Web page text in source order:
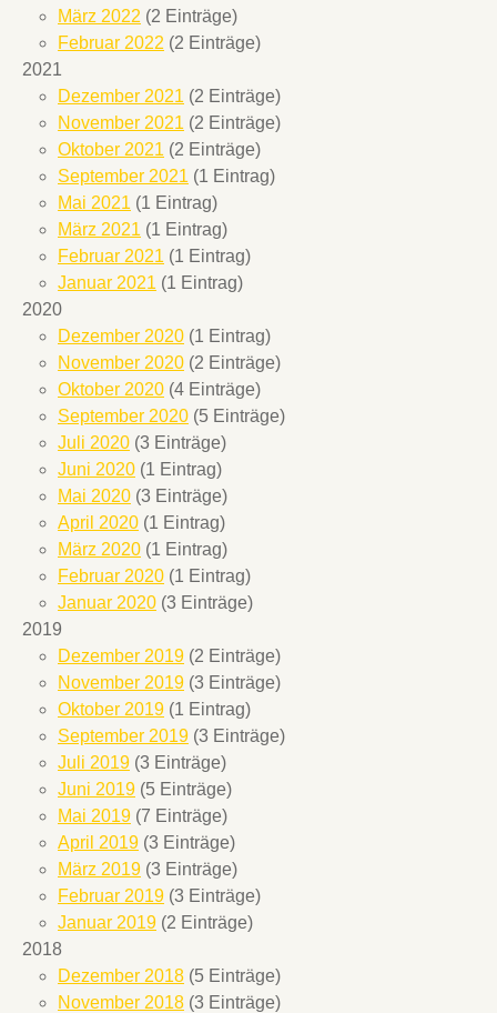
März 2022 (2 Einträge)
Februar 2022 (2 Einträge)
2021
Dezember 2021 (2 Einträge)
November 2021 (2 Einträge)
Oktober 2021 (2 Einträge)
September 2021 (1 Eintrag)
Mai 2021 (1 Eintrag)
März 2021 (1 Eintrag)
Februar 2021 (1 Eintrag)
Januar 2021 (1 Eintrag)
2020
Dezember 2020 (1 Eintrag)
November 2020 (2 Einträge)
Oktober 2020 (4 Einträge)
September 2020 (5 Einträge)
Juli 2020 (3 Einträge)
Juni 2020 (1 Eintrag)
Mai 2020 (3 Einträge)
April 2020 (1 Eintrag)
März 2020 (1 Eintrag)
Februar 2020 (1 Eintrag)
Januar 2020 (3 Einträge)
2019
Dezember 2019 (2 Einträge)
November 2019 (3 Einträge)
Oktober 2019 (1 Eintrag)
September 2019 (3 Einträge)
Juli 2019 (3 Einträge)
Juni 2019 (5 Einträge)
Mai 2019 (7 Einträge)
April 2019 (3 Einträge)
März 2019 (3 Einträge)
Februar 2019 (3 Einträge)
Januar 2019 (2 Einträge)
2018
Dezember 2018 (5 Einträge)
November 2018 (3 Einträge)